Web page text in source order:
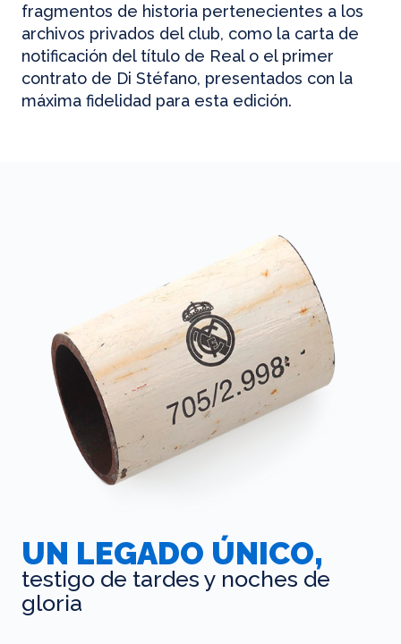
fragmentos de historia pertenecientes a los
archivos privados del club, como la carta de
notificación del título de Real o el primer
contrato de Di Stéfano, presentados con la
máxima fidelidad para esta edición.
UN LEGADO ÚNICO,
testigo de tardes y noches de
gloria